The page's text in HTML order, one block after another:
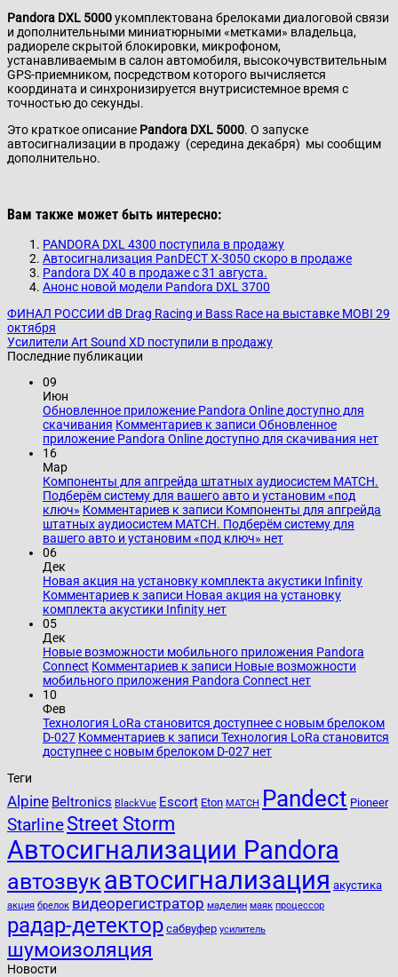
Pandora DXL 5000укомплектована брелоками диалоговой связи
и дополнительными миниатюрными «метками» владельца,
радиореле скрытой блокировки, микрофоном,
устанавливаемым в салон автомобиля, высокочувствительным
GPS-приемником, посредством которого вычисляется
координата и синхронизируется внутрисистемное время с
точностью до секунды.
Это краткое описание Pandora DXL 5000. О запуске
автосигнализации в продажу (середина декабря) мы сообщим
дополнительно.
Вам также может быть интересно:
PANDORA DXL 4300 поступила в продажу
Автосигнализация PanDECT X-3050 скоро в продаже
Pandora DX 40 в продаже с 31 августа.
Анонс новой модели Pandora DXL 3700
ФИНАЛ РОССИИ dB Drag Racing и Bass Race на выставке MOBI 29
октября
Усилители Art Sound XD поступили в продажу
Последние публикации
09
Июн
Обновленное приложение Pandora Online доступно для
скачивания Комментариев к записи Обновленное
приложение Pandora Online доступно для скачивания нет
16
Мар
Компоненты для апгрейда штатных аудиосистем MATCH.
Подберём систему для вашего авто и установим «под
ключ» Комментариев к записи Компоненты для апгрейда
штатных аудиосистем MATCH. Подберём систему для
вашего авто и установим «под ключ» нет
06
Дек
Новая акция на установку комплекта акустики Infinity
Комментариев к записи Новая акция на установку
комплекта акустики Infinity нет
05
Дек
Новые возможности мобильного приложения Pandora
Connect Комментариев к записи Новые возможности
мобильного приложения Pandora Connect нет
10
Фев
Технология LoRa становится доступнее с новым брелоком
D-027 Комментариев к записи Технология LoRa становится
доступнее с новым брелоком D-027 нет
Теги
Alpine Beltronics BlackVue Escort Eton MATCH Pandect Pioneer
StarlineStreet Storm
Автосигнализации Pandora
автозвукавтосигнализация акустика
акция брелок видеорегистратор маделин маяк процессор
радар-детектор сабвуфер усилитель
шумоизоляция
Новости